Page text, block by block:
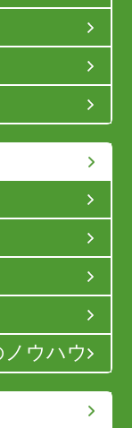
ノウハウ